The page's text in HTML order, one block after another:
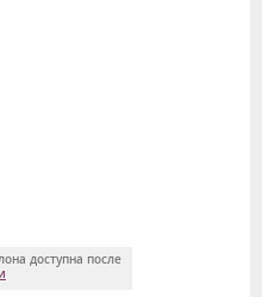
доступна после